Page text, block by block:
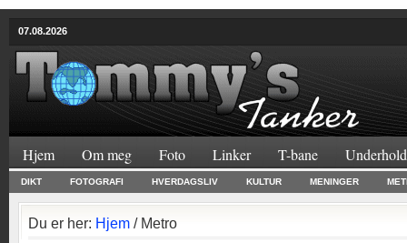
07.08.2026
Hjem Om meg Foto Linker T-bane
DIKT FOTOGRAFI HVERDAGSLIV KULTUR MENINGER
Du er her: Hjem / Metro